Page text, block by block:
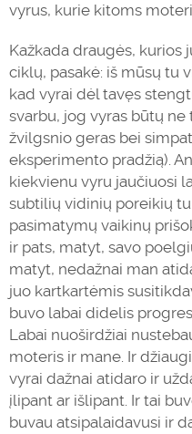
vyrus, kurie kitoms
Kažkada draugės, kurios
ciklų, pasakė: iš mūsų tu
kad vyrai dėl tavęs
svarbu, jog vyras būtų
žvilgsnio geras bei
eksperimento pradžią).
kiekvienu vyru jaučiuosi
subtilių vidinių poreikių
pasimatymų vaikinų
ir pats, matyt, savo
matyt, nedažnai man
juo kartkartėmis
buvo labai didelis
Labai nuoširdžiai
moteris ir mane. Ir
vyrai dažnai atidaro ir
įlipant ar išlipant. Ir tai
buvau atsipalaidavusi ir